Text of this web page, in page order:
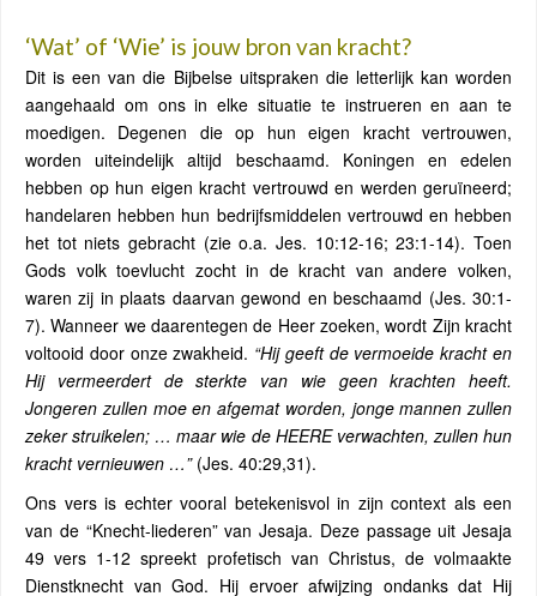
‘Wat’ of ‘Wie’ is jouw bron van kracht?
Dit is een van die Bijbelse uitspraken die letterlijk kan worden
aangehaald om ons in elke situatie te instrueren en aan te
moedigen. Degenen die op hun eigen kracht vertrouwen,
worden uiteindelijk altijd beschaamd. Koningen en edelen
hebben op hun eigen kracht vertrouwd en werden geruïneerd;
handelaren hebben hun bedrijfsmiddelen vertrouwd en hebben
het tot niets gebracht (zie o.a. Jes. 10:12-16; 23:1-14). Toen
Gods volk toevlucht zocht in de kracht van andere volken,
waren zij in plaats daarvan gewond en beschaamd (Jes. 30:1-
7). Wanneer we daarentegen de Heer zoeken, wordt Zijn kracht
voltooid door onze zwakheid. “Hij geeft de vermoeide kracht en
Hij vermeerdert de sterkte van wie geen krachten heeft.
Jongeren zullen moe en afgemat worden, jonge mannen zullen
zeker struikelen; … maar wie de HEERE verwachten, zullen hun
kracht vernieuwen …”(Jes. 40:29,31).
Ons vers is echter vooral betekenisvol in zijn context als een
van de “Knecht-liederen” van Jesaja. Deze passage uit Jesaja
49 vers 1-12 spreekt profetisch van Christus, de volmaakte
Dienstknecht van God. Hij ervoer afwijzing ondanks dat Hij